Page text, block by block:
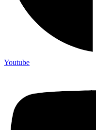
Youtube